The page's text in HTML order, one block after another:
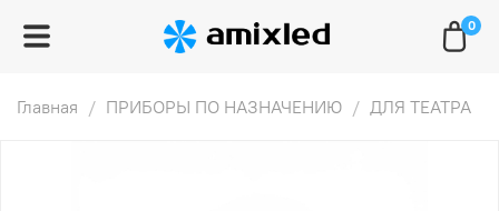
0
Главная ПРИБОРЫ ПО НАЗНАЧЕНИЮ ДЛЯ ТЕАТРА